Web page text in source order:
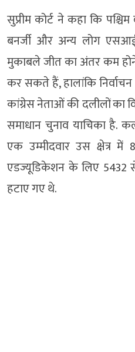
सुप्रीम कोर्ट ने कहा कि
बनर्जी और अन्य लोग
मुकाबले जीत का अंतर कम
कर सकते हैं, हालांकि
कांग्रेस नेताओं की दलीलों का
समाधान चुनाव याचिका है.
एक उम्मीदवार उस क्षेत्र में
एडज्यूडिकेशन के लिए 5432
हटाए गए थे.